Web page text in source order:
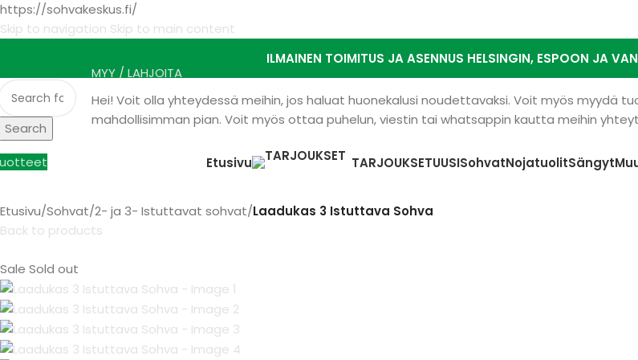
https://sohvakeskus.fi/
Skip to navigation Skip to main content
ILMAINEN TOIMITUS JA ASENNUS HELSINGIN, ESPOON JA
Search
MYY / LAHJOITA
Hei! Voit olla yhteydessä meihin, jos haluat huonekalusi noudettavaksi. Voit myös myydä
mahdollisimman pian. Voit myös ottaa puhelun, viestin tai whatsappin kautta meihin
Etusivu TARJOUKSETUUSISohvatNojatuolitSängyt
Etusivu/Sohvat/2- ja 3- Istuttavat sohvat/Laadukas 3 Istuttava Sohva
Back to products
Sale Sold out